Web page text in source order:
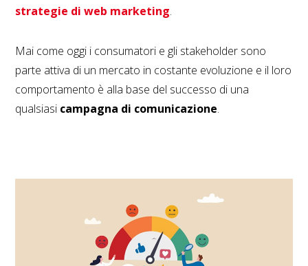
strategie di web marketing.
Mai come oggi i consumatori e gli stakeholder sono
parte attiva di un mercato in costante evoluzione e il loro
comportamento è alla base del successo di una
qualsiasi campagna di comunicazione.